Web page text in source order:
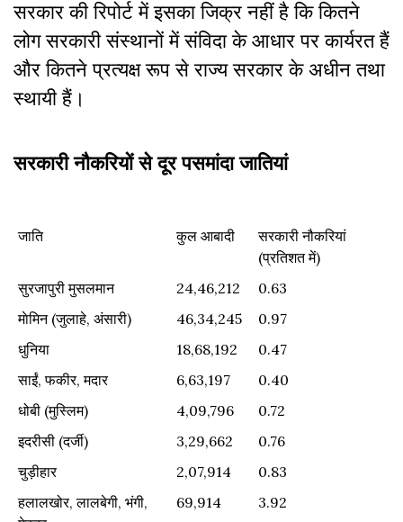
सरकार की रिपोर्ट में इसका जिक्र नहीं है कि कितने
लोग सरकारी संस्थानों में संविदा के आधार पर कार्यरत हैं
और कितने प्रत्यक्ष रूप से राज्य सरकार के अधीन तथा
स्थायी हैं।
सरकारी नौकरियों से दूर पसमांदा जातियां
जाति कुल आबादी
सरकारी नौकरियां
(प्रतिशत में)
जाति
कुल आबादी
सरकारी नौकरियां
सुरजापुरी मुसलमान 24,46,212
0.63
माेमिन (जुलाहे, अंसारी)
46,34,245
0.97
धुनिया
18,68,192
0.47
साईं, फकीर, मदार
6,63,197
0.40
धोबी (मुस्लिम)
4,09,796
0.72
इदरीसी (दर्जी)
3,29,662
0.76
चुड़ीहार
2,07,914
0.83
हलालखोर, लालबेगी, भंगी,
69,914 3.92